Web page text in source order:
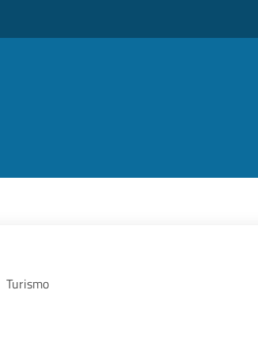
Turismo